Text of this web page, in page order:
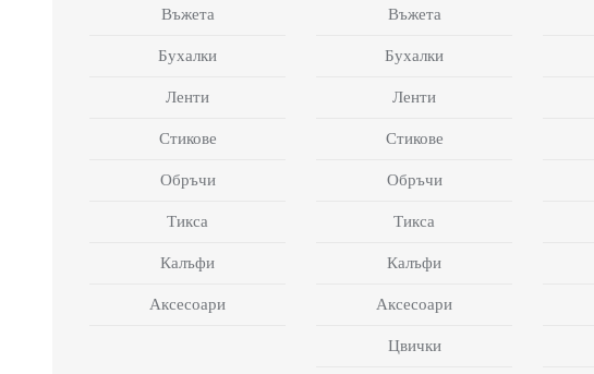
Въжета
Бухалки
Ленти
Стикове
Обръчи
Тикса
Калъфи
Аксесоари
Въжета
Бухалки
Ленти
Стикове
Обръчи
Тикса
Калъфи
Аксесоари
Цвички